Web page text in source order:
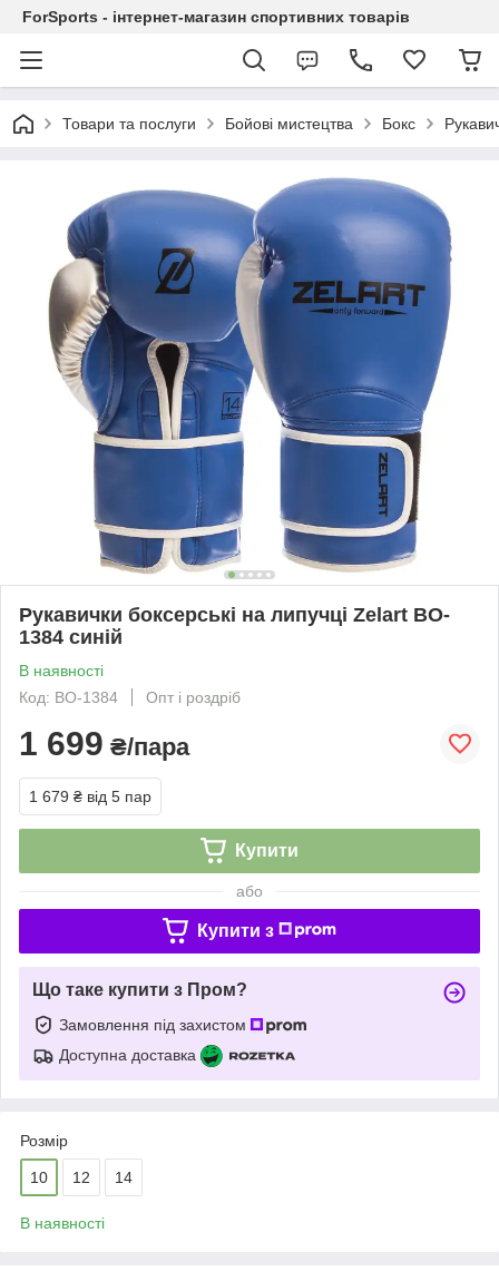
ForSports - інтернет-магазин спортивних товарів
Товари та послуги Бойові мистецтва Бокс
Рукавички боксерські на липучці Zelart BO-
1384 синій
В наявності
Код: BO-1384
Опт і роздріб
1 699 ₴/пара
1 679 ₴ від 5 пар
Купити
або
Купити з
Що таке купити з Пром?
Замовлення під захистом
Доступна доставка
Розмір
10 12 14
В наявності